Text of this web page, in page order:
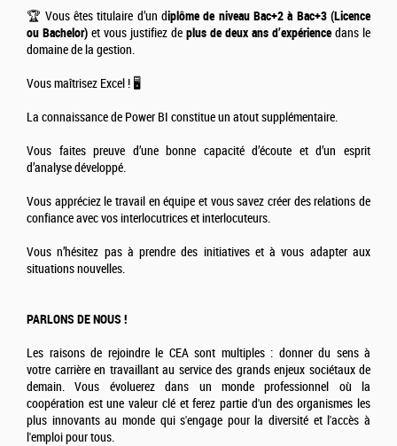
🏆 Vous êtes titulaire d’un diplôme de niveau Bac+2 à Bac+3 (Licence
ou Bachelor) et vous justifiez de plus de deux ans d’expérience dans le
domaine de la gestion.
Vous maîtrisez Excel ! 🖥️
La connaissance de Power BI constitue un atout supplémentaire.
Vous faites preuve d’une bonne capacité d’écoute et d’un esprit
d’analyse développé.
Vous appréciez le travail en équipe et vous savez créer des relations de
confiance avec vos interlocutrices et interlocuteurs.
Vous n’hésitez pas à prendre des initiatives et à vous adapter aux
situations nouvelles.
PARLONS DE NOUS !
Les raisons de rejoindre le CEA sont multiples : donner du sens à
votre carrière en travaillant au service des grands enjeux sociétaux de
demain. Vous évoluerez dans un monde professionnel où la
coopération est une valeur clé et ferez partie d'un des organismes les
plus innovants au monde qui s'engage pour la diversité et l'accès à
l'emploi pour tous.